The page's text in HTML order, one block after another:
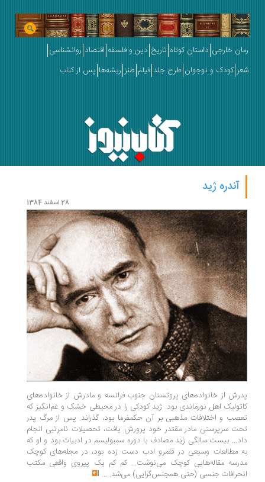
رمان خارجی داستان کوتاه تاریخ دین و فلسفه اقتصاد روانشناسی
شعر کودک و نوجوان طرح جلد فیلم طنز ریشه‌ها پس از کتاب
آندره ژید
28 اسفند 1384
پدرش از خانواده‌های پروتستان جنوب فرانسه و مادرش از خانواده‌های
کاتولیک اهل نورماندی بود. ژید کودکی را در محیطی خشک و غم‌انگیز که
تعصب و اختلافات مذهبی بر آن حکمفرما بود، گذراند. پس از مرگ پدر
تحت سرپرستی مادر مقتدر خود پرورش یافت، تحصیلات نامرتبی انجام
داد... بیست سالگی ژید مصادف با دوره سمبولیسم در ادبیات بود و او که
به مطالعات وسیعی در قلمرو ادب دست زده بود، در مجله‌های کوچک
مدرسه مقاله‌هایی کوچک می‌نوشت... کم کم یک پیروی واقعی مکتب
انحرافات جنسی (حتی همجنس‌گرایی) می‌شد. ...